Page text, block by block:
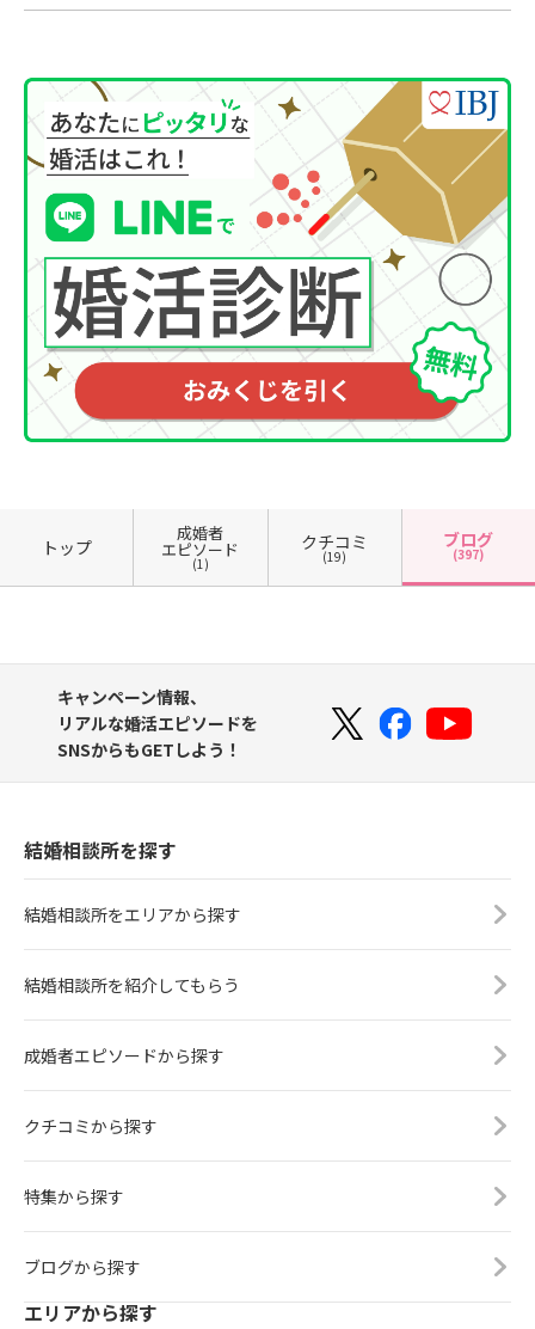
トップ
成婚者
エピソード
(1)
クチコミ
(19)
ブログ
(397)
キャンペーン情報、
リアルな婚活エピソードを
SNSからもGETしよう！
結婚相談所を探す
結婚相談所をエリアから探す
結婚相談所を紹介してもらう
成婚者エピソードから探す
クチコミから探す
特集から探す
ブログから探す
エリアから探す